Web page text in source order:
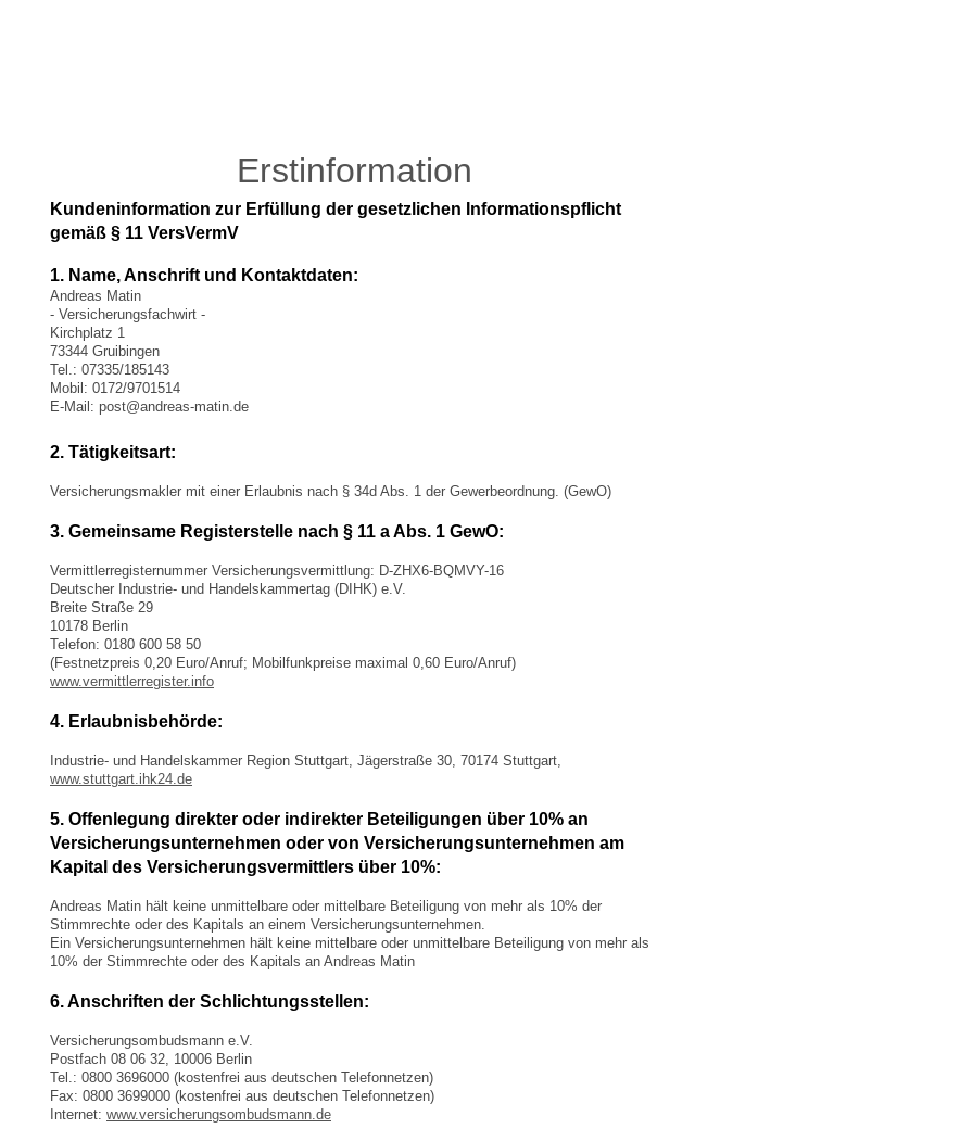
Erstinformation
Kundeninformation zur Erfüllung der gesetzlichen Informationspflicht
gemäß § 11 VersVermV
1. Name, Anschrift und Kontaktdaten:
Andreas Matin
- Versicherungsfachwirt -
Kirchplatz 1
73344 Gruibingen
Tel.: 07335/185143
Mobil: 0172/9701514
E-Mail: post@andreas-matin.de
2. Tätigkeitsart:
Versicherungsmakler mit einer Erlaubnis nach § 34d Abs. 1 der Gewerbeordnung. (GewO)
3. Gemeinsame Registerstelle nach § 11 a Abs. 1 GewO:
Vermittlerregisternummer Versicherungsvermittlung: D-ZHX6-BQMVY-16
Deutscher Industrie- und Handelskammertag (DIHK) e.V.
Breite Straße 29
10178 Berlin
Telefon: 0180 600 58 50
(Festnetzpreis 0,20 Euro/Anruf; Mobilfunkpreise maximal 0,60 Euro/Anruf)
www.vermittlerregister.info
4. Erlaubnisbehörde:
Industrie- und Handelskammer Region Stuttgart, Jägerstraße 30, 70174 Stuttgart,
www.stuttgart.ihk24.de
5. Offenlegung direkter oder indirekter Beteiligungen über 10% an
Versicherungsunternehmen oder von Versicherungsunternehmen am
Kapital des Versicherungsvermittlers über 10%:
Andreas Matin hält keine unmittelbare oder mittelbare Beteiligung von mehr als 10% der
Stimmrechte oder des Kapitals an einem Versicherungsunternehmen.
Ein Versicherungsunternehmen hält keine mittelbare oder unmittelbare Beteiligung von mehr als
10% der Stimmrechte oder des Kapitals an Andreas Matin
6. Anschriften der Schlichtungsstellen:
Versicherungsombudsmann e.V.
Postfach 08 06 32, 10006 Berlin
Tel.: 0800 3696000 (kostenfrei aus deutschen Telefonnetzen)
Fax: 0800 3699000 (kostenfrei aus deutschen Telefonnetzen)
Internet: www.versicherungsombudsmann.de